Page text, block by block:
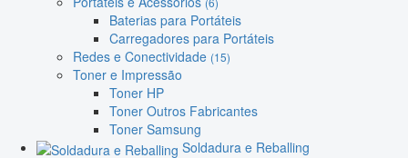
Baterias para Portáteis
Carregadores para Portáteis
Redes e Conectividade (15)
Toner e Impressão
Toner HP
Toner Outros Fabricantes
Toner Samsung
Soldadura e Reballing